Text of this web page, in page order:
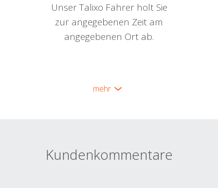
Unser Talixo Fahrer holt Sie
zur angegebenen Zeit am
angegebenen Ort ab.
mehr
Kundenkommentare